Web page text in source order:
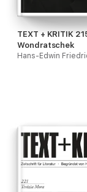
TEXT + KRITIK
Wondratschek